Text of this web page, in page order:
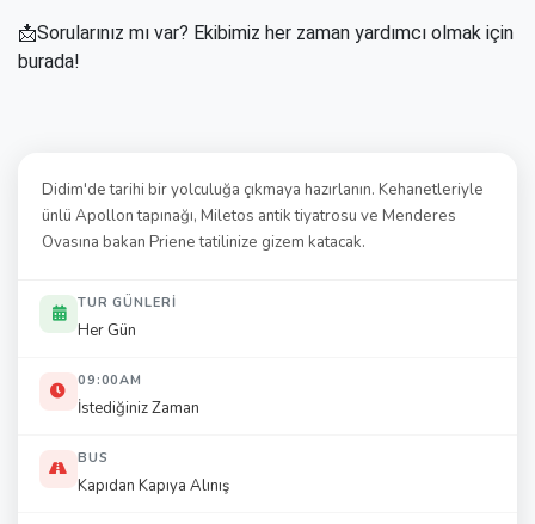
📩Sorularınız mı var? Ekibimiz her zaman yardımcı olmak için
burada!
Didim'de tarihi bir yolculuğa çıkmaya hazırlanın. Kehanetleriyle
ünlü Apollon tapınağı, Miletos antik tiyatrosu ve Menderes
Ovasına bakan Priene tatilinize gizem katacak.
TUR GÜNLERI
Her Gün
09:00AM
İstediğiniz Zaman
BUS
Kapıdan Kapıya Alınış